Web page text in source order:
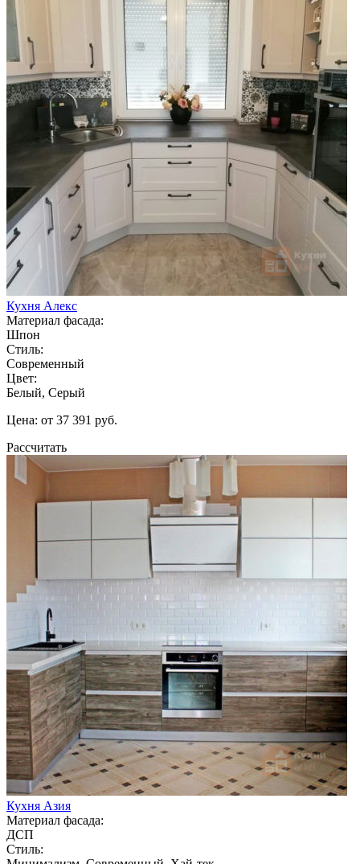
Кухня Алекс
Материал фасада:
Шпон
Стиль:
Современный
Цвет:
Белый, Серый
Цена: от 37 391 руб.
Рассчитать
Кухня Азия
Материал фасада:
ДСП
Стиль: